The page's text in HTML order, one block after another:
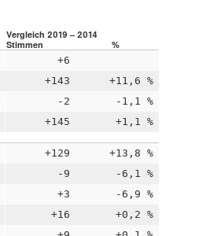
Vergleich 2019 – 2014
Stimmen %
+6
+143 +11,6 %
-2 -1,1 %
+145 +1,1 %
+129 +13,8 %
-9 -6,1 %
+3 -6,9 %
+16 +0,2 %